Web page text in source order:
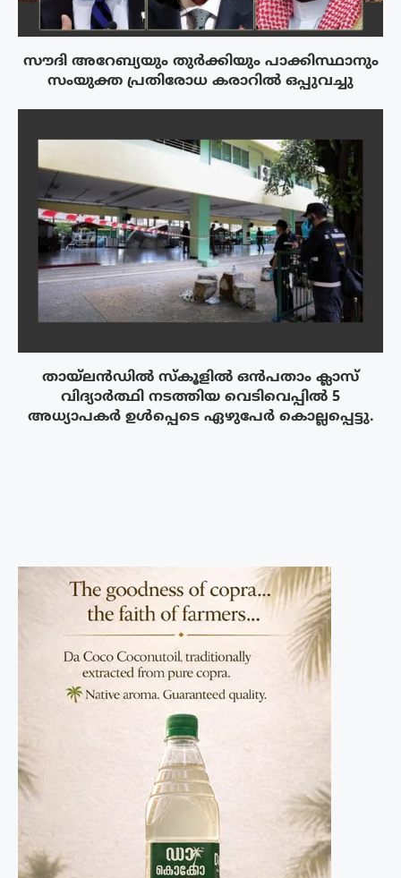
സൗദി അറേബ്യയും തുർക്കിയും പാക്കിസ്ഥാനും
സംയുക്ത പ്രതിരോധ കരാറിൽ ഒപ്പുവച്ചു
തായ്‌ലൻഡിൽ സ്കൂളിൽ ഒൻപതാം ക്ലാസ്
വിദ്യാർത്ഥി നടത്തിയ വെടിവെപ്പിൽ 5
അധ്യാപകർ ഉൾപ്പെടെ ഏഴുപേർ കൊല്ലപ്പെട്ടു.